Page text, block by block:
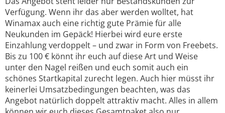
Verfügung. Wenn ihr das aber werden wolltet, hat
Winamax auch eine richtig gute Prämie für alle
Neukunden im Gepäck! Hierbei wird eure erste
Einzahlung verdoppelt – und zwar in Form von Freebets.
Bis zu 100 € könnt ihr euch auf diese Art und Weise
unter den Nagel reißen und euch somit auch ein
schönes Startkapital zurecht legen. Auch hier müsst ihr
keinerlei Umsatzbedingungen beachten, was das
Angebot natürlich doppelt attraktiv macht. Alles in allem